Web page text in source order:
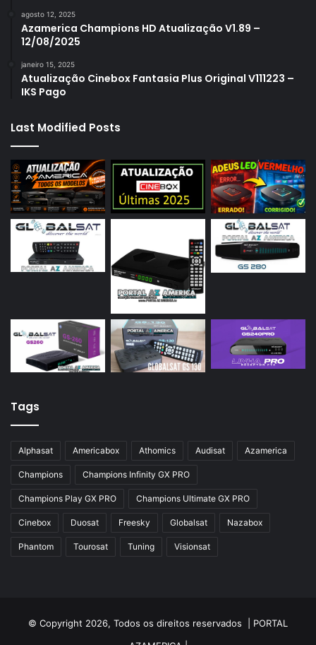
agosto 12, 2025
Azamerica Champions HD Atualização V1.89 –
12/08/2025
janeiro 15, 2025
Atualização Cinebox Fantasia Plus Original V111223 –
IKS Pago
Last Modified Posts
Tags
Alphasat Americabox Athomics Audisat Azamerica
Champions Champions Infinity GX PRO
Champions Play GX PRO Champions Ultimate GX PRO
Cinebox Duosat Freesky Globalsat Nazabox
Phantom Tourosat Tuning Visionsat
© Copyright 2026, Todos os direitos reservados | PORTAL